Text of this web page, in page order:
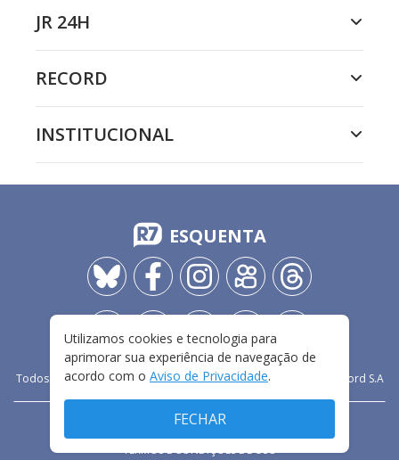
JR 24H
RECORD
INSTITUCIONAL
ESQUENTA
Todos os direitos reservados - 2009-2026- Rádio e Televisão Record S.A
FALE CONOSCO
TERMOS E CONDIÇÕES DE USO
Utilizamos cookies e tecnologia para
aprimorar sua experiência de navegação de
acordo com o Aviso de Privacidade.
FECHAR